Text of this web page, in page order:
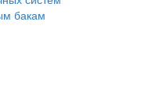
бакам